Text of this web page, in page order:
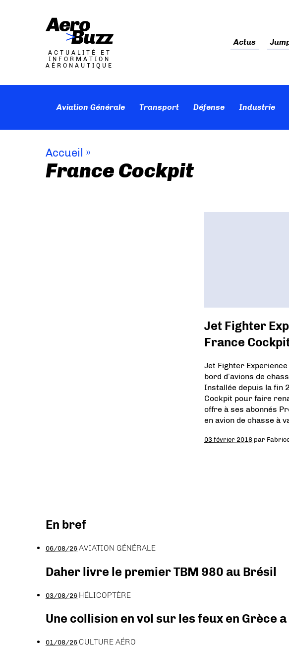
ACTUALITÉ ET
INFORMATION
AÉRONAUTIQUE
Actus
Aviation Générale Transport Défense Industrie
Accueil »
France Cockpit
Jet Fighter
France
Jet Fighter
bord d’avions de
Installée depuis la fin
Cockpit pour faire
offre à ses abonnés
en avion de chasse à
03 février 2018 par
En bref
06/08/26AVIATION GÉNÉRALE
Daher livre le premier TBM 980 au Brésil
03/08/26 HÉLICOPTÈRE
Une collision en vol sur les feux en Grèce
01/08/26 CULTURE AÉRO